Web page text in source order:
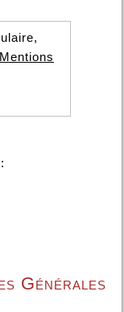
Mentions
Générales